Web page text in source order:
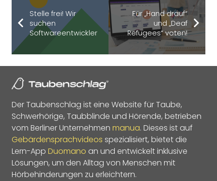
Stelle frei! Wir
suchen
Softwareentwickler
Für „Hand drauf“
und „Deaf
Refugees“ voten!
Der Taubenschlag ist eine Website für Taube,
Schwerhörige, Taubblinde und Hörende, betrieben
vom Berliner Unternehmen manua. Dieses ist auf
Gebärdensprachvideos spezialisiert, bietet die
Lern-App Duomano an und entwickelt inklusive
Lösungen, um den Alltag von Menschen mit
Hörbehinderungen zu erleichtern.